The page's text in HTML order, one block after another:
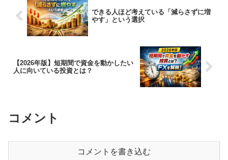
できる人ほど考えている「減らさずに増
やす」という選択
【2026年版】短期間で資金を動かしたい
人に向いている投資とは？
コメント
コメントを書き込む